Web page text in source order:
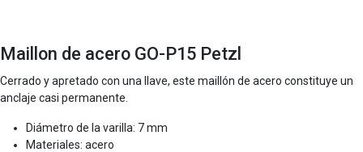
Maillon de acero GO-P15 Petzl
Cerrado y apretado con una llave, este maillón de acero constituye un
anclaje casi permanente.
Diámetro de la varilla: 7 mm
Materiales: acero